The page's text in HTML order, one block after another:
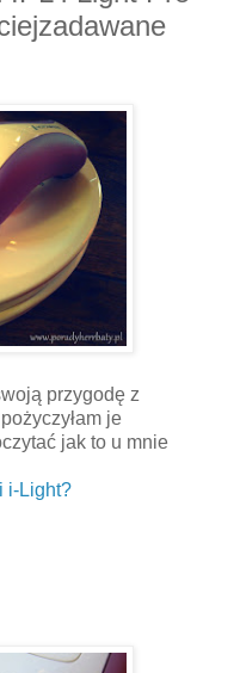
przygodę z
je
jak to u mnie
i-Light?